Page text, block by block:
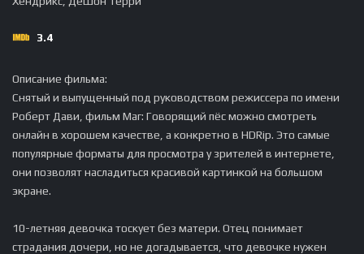
3.4
Описание фильма:
Снятый и выпущенный под руководством режиссера по имени
Роберт Дави, фильм Маг: Говорящий пёс можно смотреть
онлайн в хорошем качестве, а конкретно в HDRip. Это самые
популярные форматы для просмотра у зрителей в интернете,
они позволят насладиться красивой картинкой на большом
экране.
10-летняя девочка тоскует без матери. Отец понимает
страдания дочери, но не догадывается, что девочке нужен